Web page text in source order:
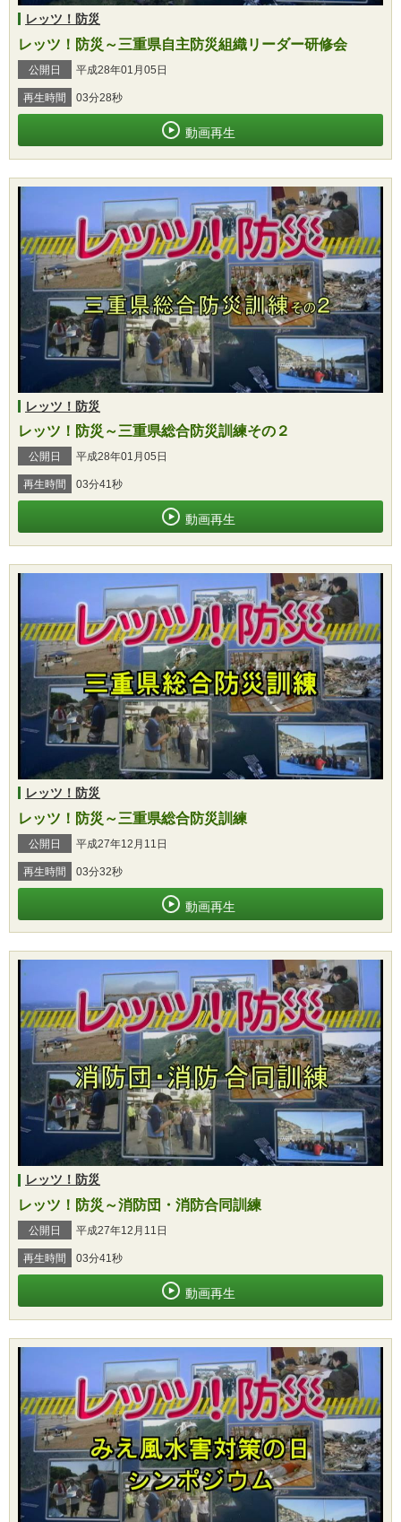
レッツ！防災
レッツ！防災～三重県自主防災組織リーダー研修会
公開日 平成28年01月05日
再生時間 03分28秒
動画再生
レッツ！防災
レッツ！防災～三重県総合防災訓練その２
公開日 平成28年01月05日
再生時間 03分41秒
動画再生
レッツ！防災
レッツ！防災～三重県総合防災訓練
公開日 平成27年12月11日
再生時間 03分32秒
動画再生
レッツ！防災
レッツ！防災～消防団・消防合同訓練
公開日 平成27年12月11日
再生時間 03分41秒
動画再生